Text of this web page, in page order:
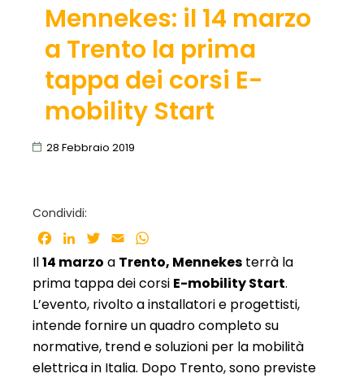
Mennekes: il 14 marzo
a Trento la prima
tappa dei corsi E-
mobility Start
28 Febbraio 2019
Condividi:
Facebook
LinkedInTwitter
Email
Il14 marzo a Trento, Mennekes terrà la
prima tappa dei corsi E-mobility Start.
L’evento, rivolto a installatori e progettisti,
intende fornire un quadro completo su
normative, trend e soluzioni per la mobilità
elettrica in Italia. Dopo Trento, sono previste